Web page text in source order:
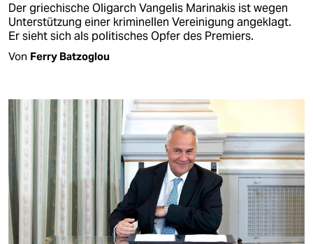
Der griechische Oligarch Vangelis Marinakis ist wegen
Unterstützung einer kriminellen Vereinigung angeklagt.
Er sieht sich als politisches Opfer des Premiers.
Von Ferry Batzoglou